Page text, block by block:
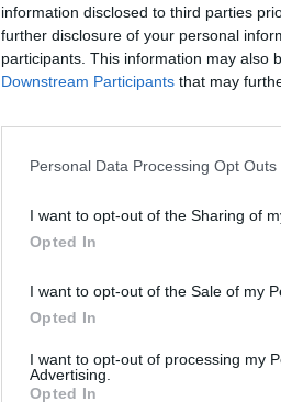
information disclosed to third parties
further disclosure of your personal
participants. This information may also
Downstream Participants that may
Personal Data Processing Opt Outs
I want to opt-out of the Sharing of
Opted In
I want to opt-out of the Sale of my
Opted In
I want to opt-out of processing my
Advertising.
Opted In